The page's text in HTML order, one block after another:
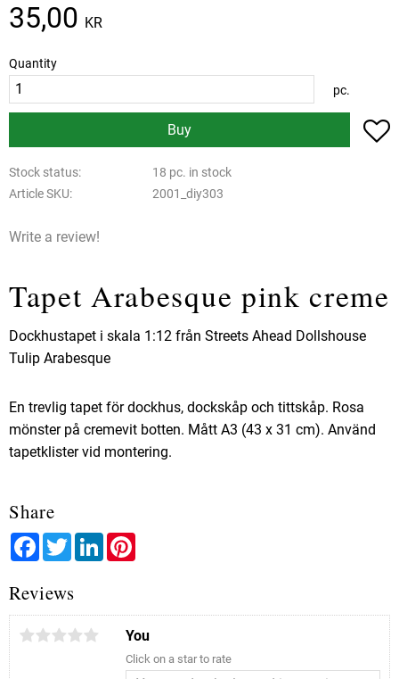
35,00 KR
Quantity
pc.
Buy
Stock status
18 pc. in stock
Article SKU
2001_diy303
Write a review!
Tapet Arabesque pink creme
Dockhustapet i skala 1:12 från Streets Ahead Dollshouse
Tulip Arabesque
En trevlig tapet för dockhus, dockskåp och tittskåp. Rosa
mönster på cremevit botten. Mått A3 (43 x 31 cm). Använd
tapetklister vid montering.
Share
FacebookTwitterLinkedIn
Reviews
You
Click on a star to rate